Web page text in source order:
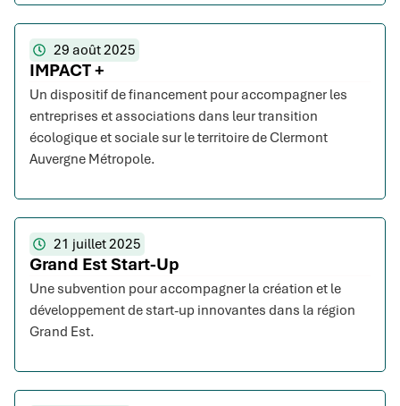
29 août 2025
IMPACT +
Un dispositif de financement pour accompagner les
entreprises et associations dans leur transition
écologique et sociale sur le territoire de Clermont
Auvergne Métropole.
21 juillet 2025
Grand Est Start-Up
Une subvention pour accompagner la création et le
développement de start-up innovantes dans la région
Grand Est.